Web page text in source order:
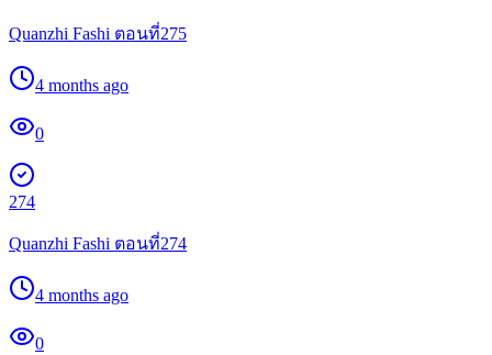
Quanzhi Fashi ตอนที่275
4 months ago
0
274
Quanzhi Fashi ตอนที่274
4 months ago
0